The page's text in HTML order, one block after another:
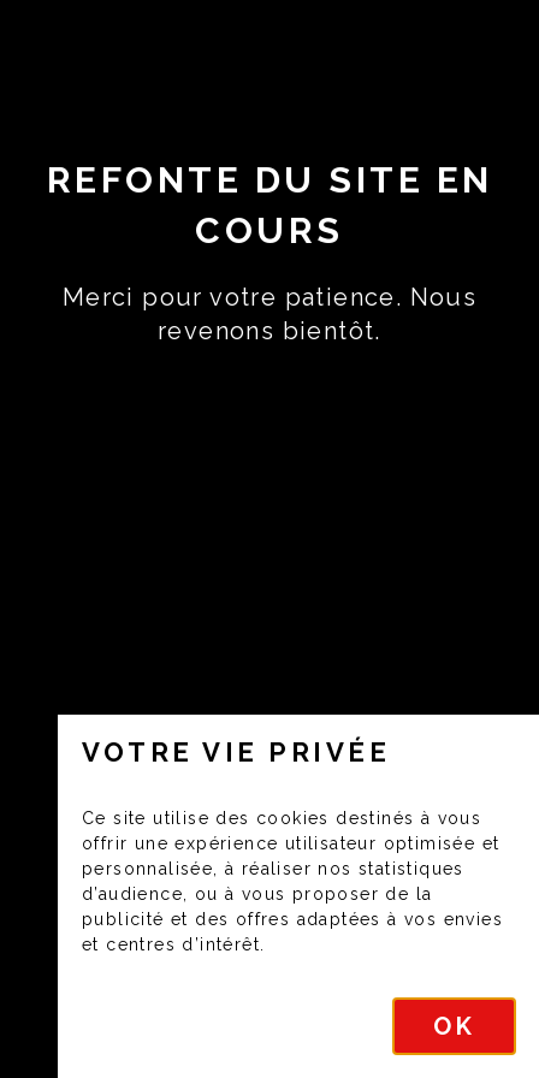
REFONTE DU SITE EN
COURS
Merci pour votre patience. Nous
revenons bientôt.
VOTRE VIE PRIVÉE
Ce site utilise des cookies destinés à vous
offrir une expérience utilisateur optimisée et
personnalisée, à réaliser nos statistiques
d’audience, ou à vous proposer de la
publicité et des offres adaptées à vos envies
et centres d’intérêt.
OK